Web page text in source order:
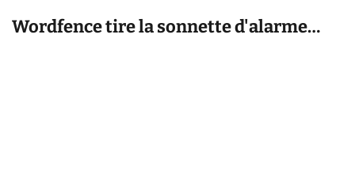
Wordfence tire la sonnette d'alarme…